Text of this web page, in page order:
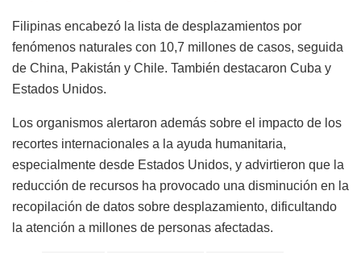
Filipinas encabezó la lista de desplazamientos por
fenómenos naturales con 10,7 millones de casos, seguida
de China, Pakistán y Chile. También destacaron Cuba y
Estados Unidos.
Los organismos alertaron además sobre el impacto de los
recortes internacionales a la ayuda humanitaria,
especialmente desde Estados Unidos, y advirtieron que la
reducción de recursos ha provocado una disminución en la
recopilación de datos sobre desplazamiento, dificultando
la atención a millones de personas afectadas.